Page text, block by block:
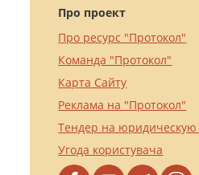
Про проект
Про ресурс "Протокол"
Команда "Протокол"
Карта Сайту
Реклама на "Протокол"
Тендер на юридическую
Угода користувача